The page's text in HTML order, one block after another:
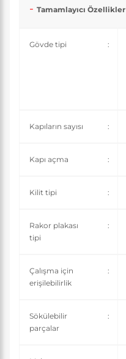
Tamamlayıcı Özellikler
Gövde tipi :
Kapıların sayısı :
Kapı açma :
Kilit tipi :
Rakor plakası
tipi
:
Çalışma için
erişilebilirlik
:
Sökülebilir
parçalar
: